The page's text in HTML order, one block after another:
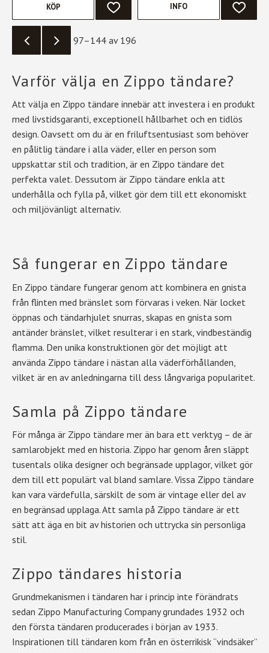
LÄGG TILL I FAVORITER
KÖP
LÄGG
INFO
97–144 av 196
Varför välja en Zippo tändare?
Att välja en Zippo tändare innebär att investera i en produkt
med livstidsgaranti, exceptionell hållbarhet och en tidlös
design. Oavsett om du är en friluftsentusiast som behöver
en pålitlig tändare i alla väder, eller en person som
uppskattar stil och tradition, är en Zippo tändare det
perfekta valet. Dessutom är Zippo tändare enkla att
underhålla och fylla på, vilket gör dem till ett ekonomiskt
och miljövänligt alternativ.
Så fungerar en Zippo tändare
En Zippo tändare fungerar genom att kombinera en gnista
från flinten med bränslet som förvaras i veken. När locket
öppnas och tändarhjulet snurras, skapas en gnista som
antänder bränslet, vilket resulterar i en stark, vindbeständig
flamma. Den unika konstruktionen gör det möjligt att
använda Zippo tändare i nästan alla väderförhållanden,
vilket är en av anledningarna till dess långvariga popularitet.
Samla på Zippo tändare
För många är Zippo tändare mer än bara ett verktyg – de är
samlarobjekt med en historia. Zippo har genom åren släppt
tusentals olika designer och begränsade upplagor, vilket gör
dem till ett populärt val bland samlare. Vissa Zippo tändare
kan vara värdefulla, särskilt de som är vintage eller del av
en begränsad upplaga. Att samla på Zippo tändare är ett
sätt att äga en bit av historien och uttrycka sin personliga
stil.
Zippo tändares historia
Grundmekanismen i tändaren har i princip inte förändrats
sedan Zippo Manufacturing Company grundades 1932 och
den första tändaren producerades i början av 1933.
Inspirationen till tändaren kom från en österrikisk “vindsäker”